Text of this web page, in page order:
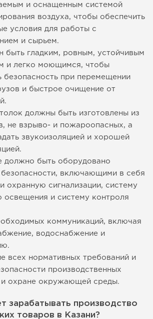
и оснащенным системой
воздуха, чтобы обеспечить
условия для работы с
и сырьем.
быть гладким, ровным, устойчивым
и легко моющимся, чтобы
безопасность при перемещении
и быстрое очищение от
должны быть изготовлены из
не взрыво- и пожароопасных, а
звукоизоляцией и хорошей
должно быть оборудовано
безопасности, включающими в себя
охранную сигнализации, систему
освещения и систему контроля
коммуникаций, включая
водоснабжение и
всех нормативных требований и
производственных
и охране окружающей среды.
зарабатывать производство
товаров в Казани?